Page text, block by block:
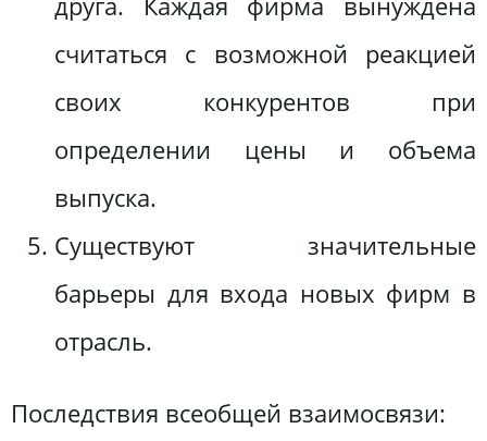
считаться с возможной реакцией
своих конкурентов при
определении цены и объема
выпуска.
Существуют значительные
барьеры для входа новых фирм в
отрасль.
Последствия всеобщей взаимосвязи: